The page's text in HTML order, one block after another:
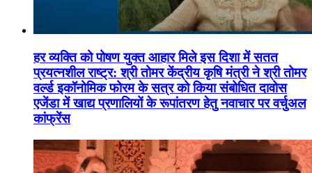
हर व्यक्ति को पोषण युक्त आहार मिले इस दिशा में सतत
प्रयत्नशील राष्ट्र: श्री तोमर केंद्रीय कृषि मंत्री ने श्री तोमर
वर्ल्ड इकॉनोमिक फोरम के सत्र को किया संबोधित दावोस
एजेंडा में खाद्य प्रणालियों के रूपांतरण हेतु नवाचार पर वर्चुअल
कांफ्रेंस